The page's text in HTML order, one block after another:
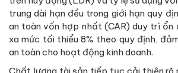
trung dài hạn đều trong giới hạn quy
an toàn vốn hợp nhất (CAR) duy trì ổn
xa mức tối thiểu 8% theo quy định,
an toàn cho hoạt động kinh doanh.